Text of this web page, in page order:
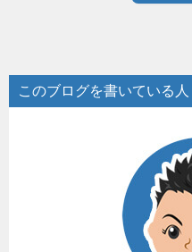
このブログを書いている人